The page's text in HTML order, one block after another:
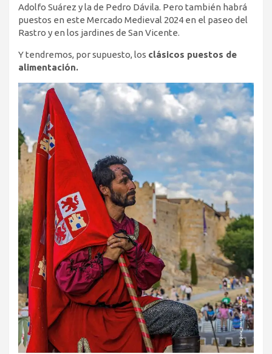
Adolfo Suárez y la de Pedro Dávila. Pero también habrá
puestos en este Mercado Medieval 2024 en el paseo del
Rastro y en los jardines de San Vicente.
Y tendremos, por supuesto, los clásicos puestos de
alimentación.